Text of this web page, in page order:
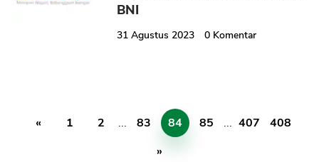
BNI
31 Agustus 2023 0 Komentar
« 1 2 ... 83 84 85 ... 407
408
»